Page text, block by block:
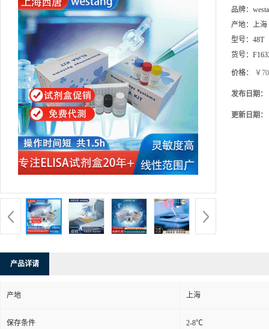
品牌：
产地： 上海
型号： 48T
货号：
价格： ￥
发布日期：
更新日期：
产品详请
产地 上海
保存条件 2-8℃